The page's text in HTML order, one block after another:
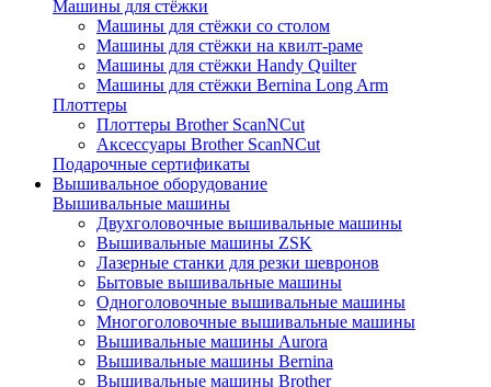
Машины для стёжки
Машины для стёжки со столом
Машины для стёжки на квилт-раме
Машины для стёжки Handy Quilter
Машины для стёжки Bernina Long Arm
Плоттеры
Плоттеры Brother ScanNCut
Аксессуары Brother ScanNCut
Подарочные сертификаты
Вышивальное оборудование
Вышивальные машины
Двухголовочные вышивальные машины
Вышивальные машины ZSK
Лазерные станки для резки шевронов
Бытовые вышивальные машины
Одноголовочные вышивальные машины
Многоголовочные вышивальные машины
Вышивальные машины Aurora
Вышивальные машины Bernina
Вышивальные машины Brother